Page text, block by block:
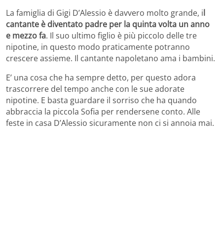
La famiglia di Gigi D’Alessio è davvero molto grande, il
cantante è diventato padre per la quinta volta un anno
e mezzo fa. Il suo ultimo figlio è più piccolo delle tre
nipotine, in questo modo praticamente potranno
crescere assieme. Il cantante napoletano ama i bambini.
E’ una cosa che ha sempre detto, per questo adora
trascorrere del tempo anche con le sue adorate
nipotine. E basta guardare il sorriso che ha quando
abbraccia la piccola Sofia per rendersene conto. Alle
feste in casa D’Alessio sicuramente non ci si annoia mai.